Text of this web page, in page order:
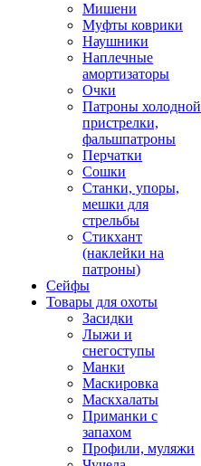
Мишени
Муфты коврики
Наушники
Наплечные
амортизаторы
Очки
Патроны холодной
пристрелки,
фальшпатроны
Перчатки
Сошки
Станки, упоры,
мешки для
стрельбы
Стикхант
(наклейки на
патроны)
Сейфы
Товары для охоты
Засидки
Лыжи и
снегоступы
Манки
Маскировка
Маскхалаты
Приманки с
запахом
Профили, муляжи